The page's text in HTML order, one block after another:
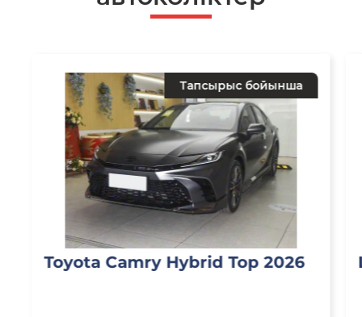
Тапсырыс бойынша
Toyota Camry Hybrid Top 2026